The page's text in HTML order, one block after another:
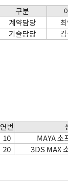
구분
계약담당
기술담당
연번
10
MAYA 소
20
3DS MAX